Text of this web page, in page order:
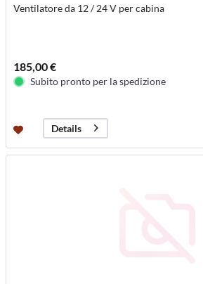
Ventilatore da 12 / 24 V per cabina
185,00 €
Subito pronto per la spedizione
Details